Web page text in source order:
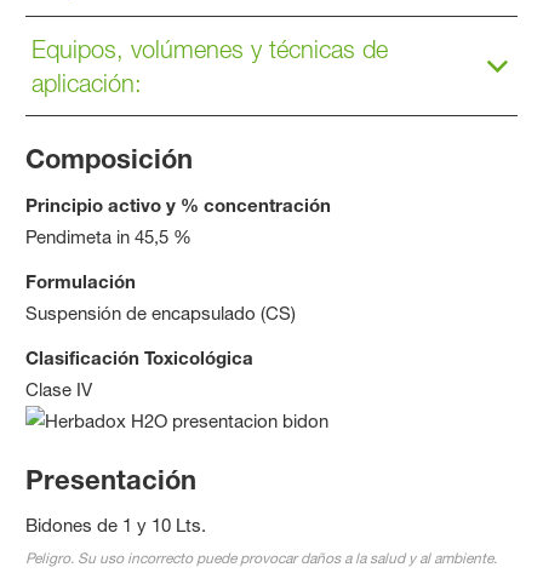
Equipos, volúmenes y técnicas de
aplicación:
Composición
Principio activo y % concentración
Pendimeta in 45,5 %
Formulación
Suspensión de encapsulado (CS)
Clasificación Toxicológica
Clase IV
Presentación
Bidones de 1 y 10 Lts.
Peligro. Su uso incorrecto puede provocar daños a la salud y al ambiente.